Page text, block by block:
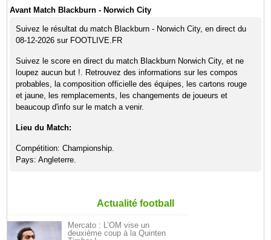
Avant Match Blackburn - Norwich City
Suivez le résultat du match Blackburn - Norwich City, en direct du
08-12-2026 sur FOOTLIVE.FR
Suivez le score en direct du match Blackburn Norwich City, et ne
loupez aucun but !. Retrouvez des informations sur les compos
probables, la composition officielle des équipes, les cartons rouge
et jaune, les remplacements, les changements de joueurs et
beaucoup d'info sur le match a venir.
Lieu du Match:
Compétition: Championship.
Pays: Angleterre.
Actualité football
Mercato : L’OM vise un
deuxième coup à la Quinten